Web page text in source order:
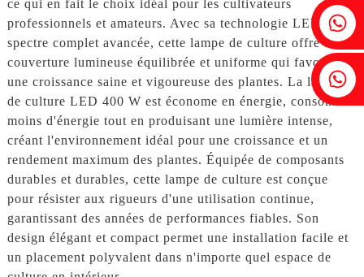
Lierre : +86 18607522355
Tobin : +86 18818667168
ce qui en fait le choix idéal pour les cultivateurs
professionnels et amateurs. Avec sa technologie LED à
spectre complet avancée, cette lampe de culture offre une
couverture lumineuse équilibrée et uniforme qui favorise
une croissance saine et vigoureuse des plantes. La lampe
de culture LED 400 W est économe en énergie, consomme
moins d'énergie tout en produisant une lumière intense,
créant l'environnement idéal pour une croissance et un
rendement maximum des plantes. Équipée de composants
durables et durables, cette lampe de culture est conçue
pour résister aux rigueurs d'une utilisation continue,
garantissant des années de performances fiables. Son
design élégant et compact permet une installation facile et
un placement polyvalent dans n'importe quel espace de